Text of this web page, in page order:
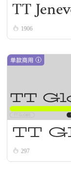
TT
Regular
1906
单款商用
TT
bs
297